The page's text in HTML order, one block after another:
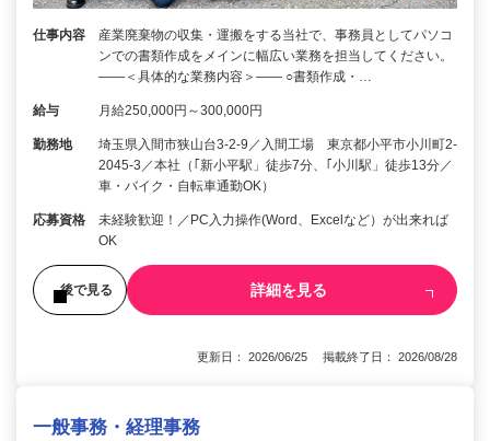
仕事内容
産業廃棄物の収集・運搬をする当社で、事務員としてパソコ
ンでの書類作成をメインに幅広い業務を担当してください。
――＜具体的な業務内容＞―― ○書類作成・…
給与 月給250,000円～300,000円
勤務地
埼玉県入間市狭山台3-2-9／入間工場 東京都小平市小川町2-
2045-3／本社（｢新小平駅」徒歩7分、｢小川駅」徒歩13分／
車・バイク・自転車通勤OK）
応募資格
未経験歓迎！／PC入力操作(Word、Excelなど）が出来れば
OK
後で見る 詳細を見る
更新日： 2026/06/25 掲載終了日： 2026/08/28
一般事務・経理事務